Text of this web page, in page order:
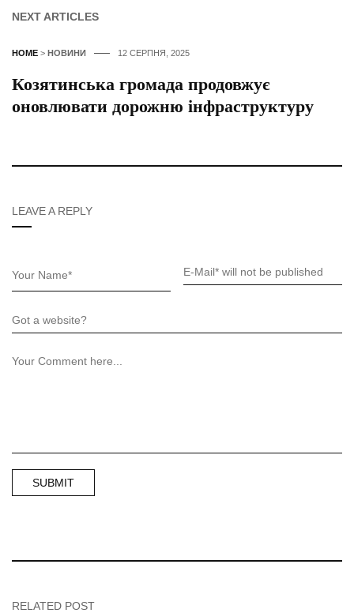
NEXT ARTICLES
HOME > НОВИНИ 12 СЕРПНЯ, 2025
Козятинська громада продовжує
оновлювати дорожню інфраструктуру
LEAVE A REPLY
RELATED POST